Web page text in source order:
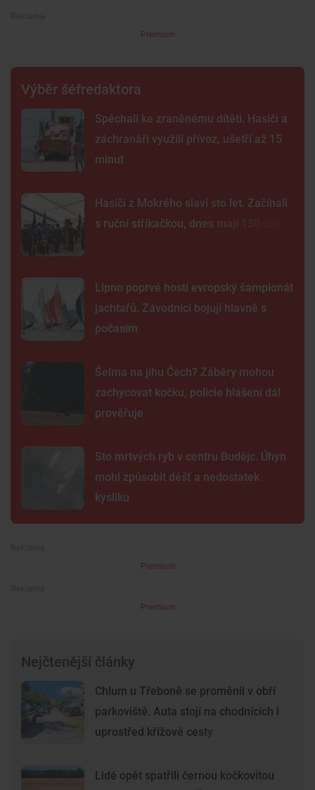
Premium
Výběr šéfredaktora
Spěchali ke zraněnému dítěti. Hasiči a
záchranáři využili přívoz, ušetří až 15
minut
Hasiči z Mokrého slaví sto let. Začínali
s ruční stříkačkou, dnes mají 130 členů
Lipno poprvé hostí evropský šampionát
jachtařů. Závodníci bojují hlavně s
počasím
Šelma na jihu Čech? Záběry mohou
zachycovat kočku, policie hlášení dál
prověřuje
Sto mrtvých ryb v centru Budějc. Úhyn
mohl způsobit déšť a nedostatek
kyslíku
Premium
Premium
Nejčtenější články
Chlum u Třeboně se proměnil v obří
parkoviště. Auta stojí na chodnících i
uprostřed křížové cesty
Lidé opět spatřili černou kočkovitou